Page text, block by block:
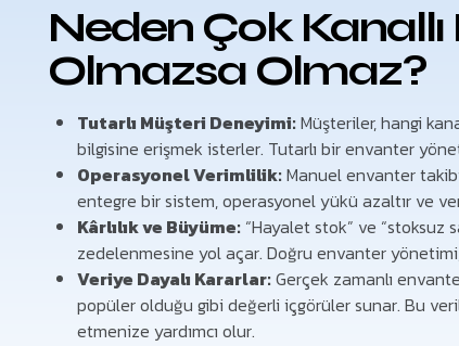
Neden Çok
Olmazsa Olmaz?
Tutarlı Müşteri Deneyimi:Müşteriler, hangi
bilgisine erişmek isterler. Tutarlı bir envanter
Operasyonel Verimlilik:Manuel envanter
entegre bir sistem, operasyonel yükü azaltır ve
Kârlılık ve Büyüme: “Hayalet stok” ve “stoksuz
zedelenmesine yol açar. Doğru envanter yönetimi,
Veriye Dayalı Kararlar:Gerçek zamanlı
popüler olduğu gibi değerli içgörüler sunar. Bu
etmenize yardımcı olur.